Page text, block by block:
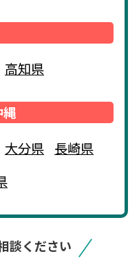
高知県
縄
大分県 長崎県
談ください